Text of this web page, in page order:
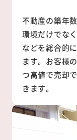
不動産の築年
環境だけでな
などを総合的
ます。お客様
つ高値で売却
きます。